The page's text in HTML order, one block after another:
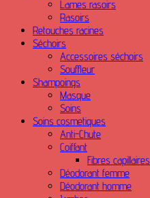
Lames rasoirs
Rasoirs
Retouches racines
Séchoirs
Accessoires séchoirs
Souffleur
Shampoings
Masque
Soins
Soins cosmetiques
Anti-Chute
Coiffant
Fibres capillaires
Déodorant femme
Déodorant homme